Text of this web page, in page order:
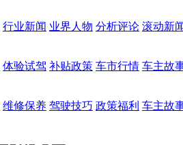
行业新闻 业界人物 分析评论 滚动新
体验试驾 补贴政策 车市行情 车主故
维修保养 驾驶技巧 政策福利 车主故